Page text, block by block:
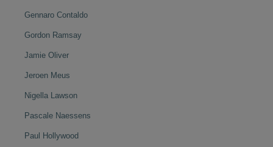
Gennaro Contaldo
Gordon Ramsay
Jamie Oliver
Jeroen Meus
Nigella Lawson
Pascale Naessens
Paul Hollywood